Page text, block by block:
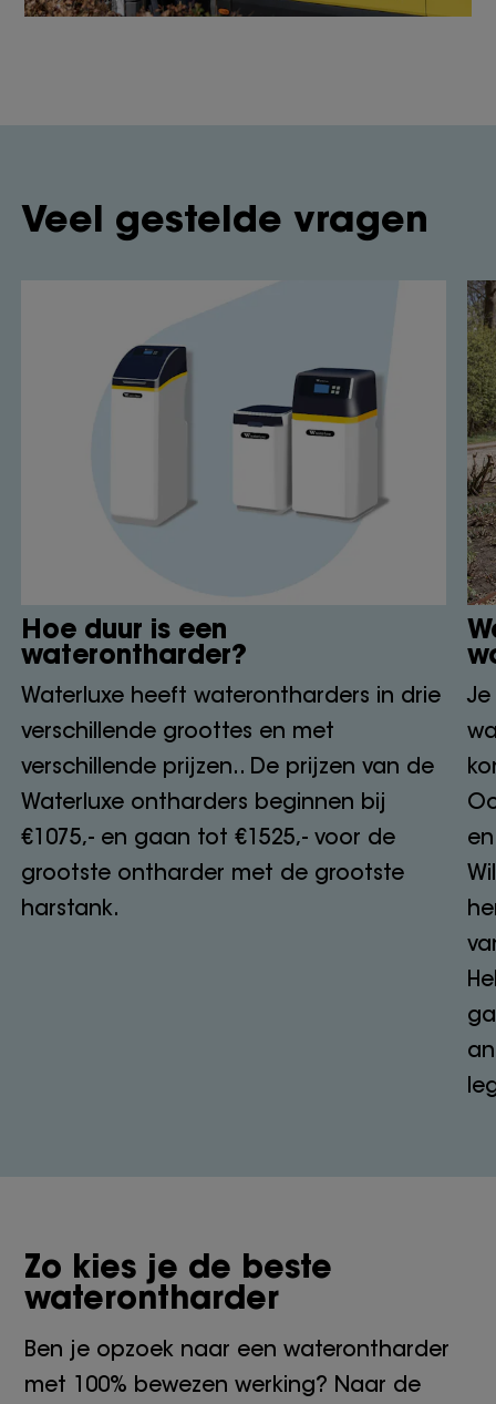
Veel gestelde vragen
Hoe duur is een
waterontharder?
Waterluxe heeft waterontharders in drie
verschillende groottes en met
verschillende prijzen.. De prijzen van de
Waterluxe ontharders beginnen bij
€1075,- en gaan tot €1525,- voor de
grootste ontharder met de grootste
harstank.
Zo kies je de beste
waterontharder
Ben je opzoek naar een waterontharder
met 100% bewezen werking? Naar de